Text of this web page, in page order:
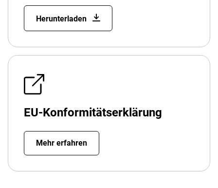
Herunterladen
EU-Konformitätserklärung
Mehr erfahren